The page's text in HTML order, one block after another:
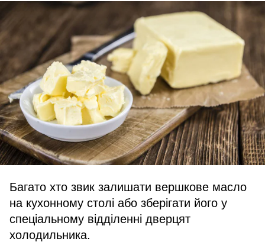
Багато хто звик залишати вершкове масло
на кухонному столі або зберігати його у
спеціальному відділенні дверцят
холодильника.